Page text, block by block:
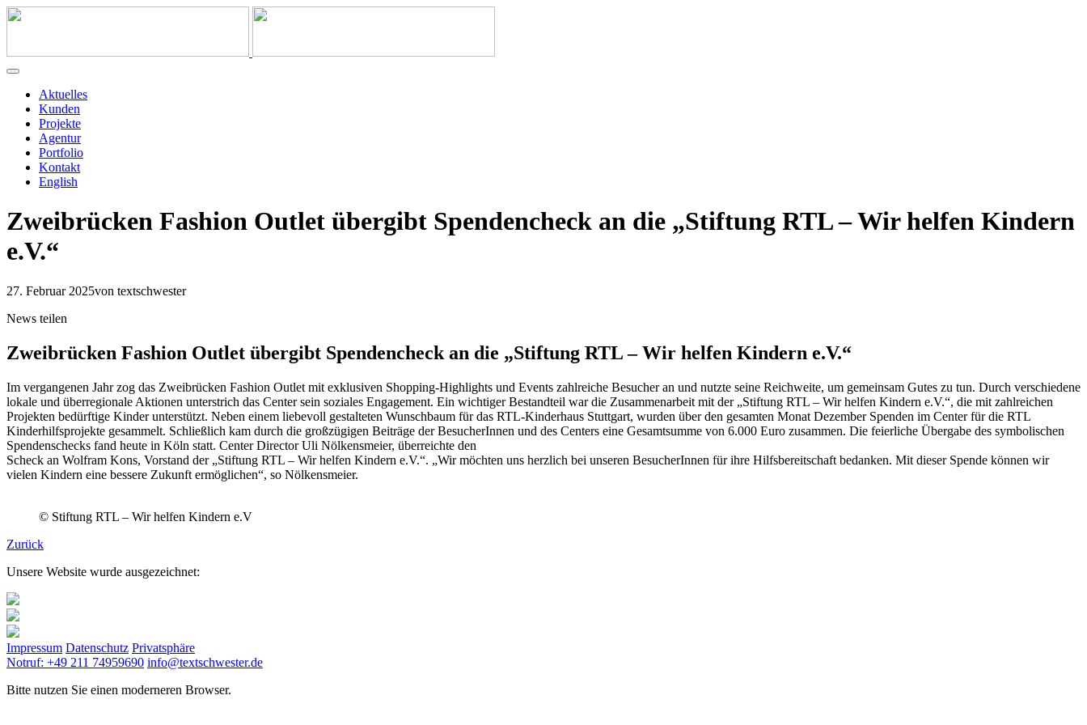
Aktuelles
Kunden
Projekte
Agentur
Portfolio
Kontakt
English
Zweibrücken Fashion Outlet übergibt Spendencheck an die „Stiftung RTL – Wir helfen Kindern
e.V.“
27. Februar 2025von textschwester
News teilen
Zweibrücken Fashion Outlet übergibt Spendencheck an die „Stiftung RTL – Wir helfen Kindern e.V.“
Im vergangenen Jahr zog das Zweibrücken Fashion Outlet mit exklusiven Shopping-Highlights und Events zahlreiche Besucher an und nutzte seine Reichweite, um gemeinsam Gutes zu tun. Durch verschiedene
lokale und überregionale Aktionen unterstrich das Center sein soziales Engagement. Ein wichtiger Bestandteil war die Zusammenarbeit mit der „Stiftung RTL – Wir helfen Kindern e.V.“, die mit zahlreichen
Projekten bedürftige Kinder unterstützt. Neben einem liebevoll gestalteten Wunschbaum für das RTL-Kinderhaus Stuttgart, wurden über den gesamten Monat Dezember Spenden im Center für die RTL
Kinderhilfsprojekte gesammelt. Schließlich kam durch die großzügigen Beiträge der BesucherInnen und des Centers eine Gesamtsumme von 6.000 Euro zusammen. Die feierliche Übergabe des symbolischen
Spendenschecks fand heute in Köln statt. Center Director Uli Nölkensmeier, überreichte den
Scheck an Wolfram Kons, Vorstand der „Stiftung RTL – Wir helfen Kindern e.V.“. „Wir möchten uns herzlich bei unseren BesucherInnen für ihre Hilfsbereitschaft bedanken. Mit dieser Spende können wir
vielen Kindern eine bessere Zukunft ermöglichen“, so Nölkensmeier.
© Stiftung RTL – Wir helfen Kindern e.V
Zurück
Unsere Website wurde ausgezeichnet:
Impressum Datenschutz Privatsphäre
Notruf: +49 211 74959690 info@textschwester.de
Bitte nutzen Sie einen moderneren Browser.